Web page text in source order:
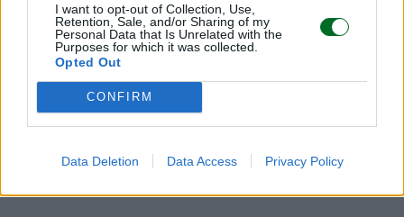
I want to opt-out of Collection, Use,
Retention, Sale, and/or Sharing of my
Personal Data that Is Unrelated with the
Purposes for which it was collected.
Opted Out
CONFIRM
Data Deletion Data Access Privacy Policy
LEGGI ANCHE